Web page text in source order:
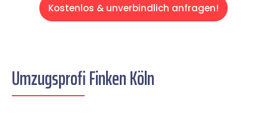
Kostenlos & unverbindlich anfragen!
Umzugsprofi Finken Köln